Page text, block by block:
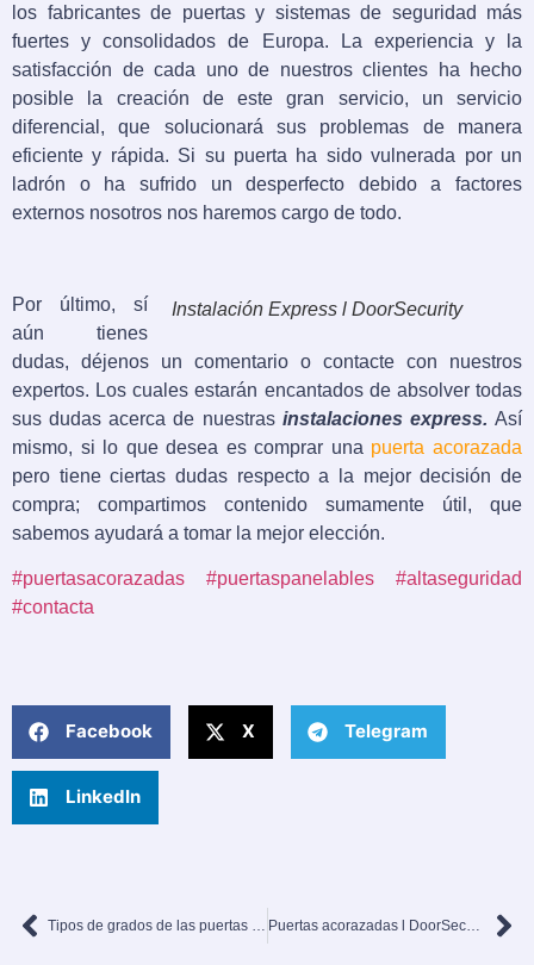
los fabricantes de puertas y sistemas de seguridad más
fuertes y consolidados de Europa. La experiencia y la
satisfacción de cada uno de nuestros clientes ha hecho
posible la creación de este gran servicio, un servicio
diferencial, que solucionará sus problemas de manera
eficiente y rápida. Si su puerta ha sido vulnerada por un
ladrón o ha sufrido un desperfecto debido a factores
externos nosotros nos haremos cargo de todo.
Instalación Express l DoorSecurity
Por último, sí
aún tienes
dudas, déjenos un comentario o contacte con nuestros
expertos. Los cuales estarán encantados de absolver todas
sus dudas acerca de nuestras instalaciones express.Así
mismo, si lo que desea es comprar una puerta acorazada
pero tiene ciertas dudas respecto a la mejor decisión de
compra; compartimos contenido sumamente útil, que
sabemos ayudará a tomar la mejor elección.
#puertasacorazadas #puertaspanelables
#altaseguridad
#contacta
Facebook X Telegram
LinkedIn
Tipos de grados de las puertas acorazadas Puertas acorazadas l DoorSecurity